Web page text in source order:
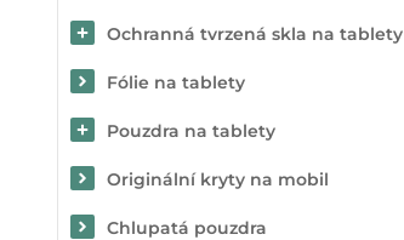
Ochranná tvrzená skla na tablety
Fólie na tablety
Pouzdra na tablety
Originální kryty na mobil
Chlupatá pouzdra